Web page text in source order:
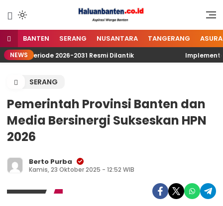
konten
Haluan Banten
Aspirasi Warga Banten
BANTEN SERANG NUSANTARA TANGERANG
NEWS
Periode 2026-2031 Resmi Dilantik Implementasi
SERANG
Pemerintah Provinsi Banten dan
Media Bersinergi Sukseskan HPN
2026
Berto Purba
Kamis, 23 Oktober 2025 - 12:52 WIB